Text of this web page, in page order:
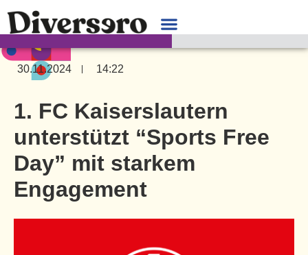
30.11.2024 14:22
1. FC Kaiserslautern
unterstützt “Sports Free
Day” mit starkem
Engagement